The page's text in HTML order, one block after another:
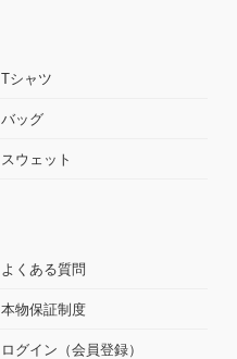
Tシャツ
バッグ
スウェット
よくある質問
本物保証制度
ログイン（会員登録）